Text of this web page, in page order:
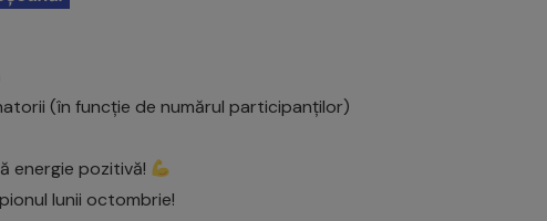
(în funcție de numărul participanților)
energie pozitivă!
lunii octombrie!